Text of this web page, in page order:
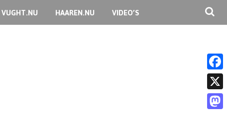
VUGHT.NU HAAREN.NU VIDEO’S
F
a
c
X